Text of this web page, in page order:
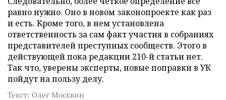
равно нужно. Оно в новом законопроекте как раз
и есть. Кроме того, в нем установлена
ответственность за сам факт участия в собраниях
представителей преступных сообществ. Этого в
действующей пока редакции 210-й статьи нет.
Так что, уверены эксперты, новые поправки в УК
пойдут на пользу делу.
Текст: Олег Москвин